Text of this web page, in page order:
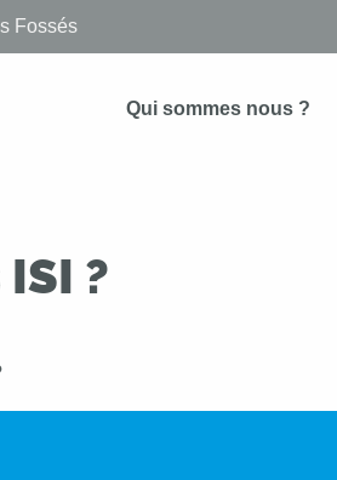
Fossés
Qui sommes nous ?
?